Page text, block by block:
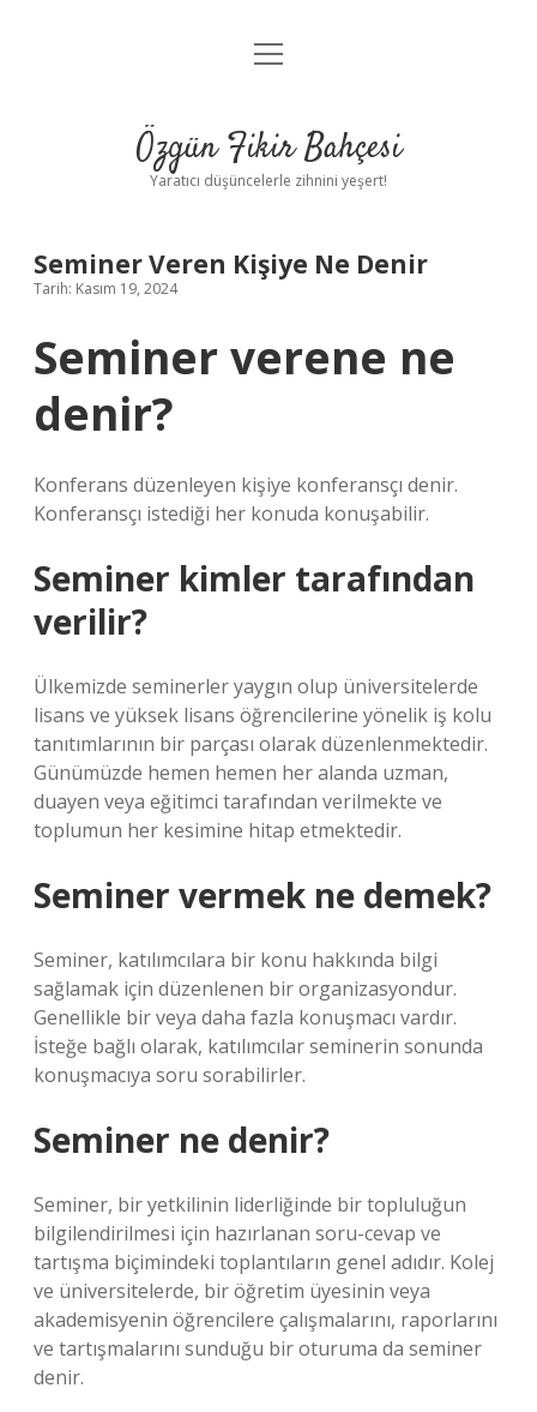
Anasayfa
Yasal Uyarı
menüyü
Özgün Fikir Bahçesi
Yaratıcı düşüncelerle zihnini yeşert!
Seminer Veren Kişiye Ne Denir
Tarih: Kasım 19, 2024
Seminer verene ne
denir?
Konferans düzenleyen kişiye konferansçı denir.
Konferansçı istediği her konuda konuşabilir.
Seminer kimler tarafından
verilir?
Ülkemizde seminerler yaygın olup üniversitelerde
lisans ve yüksek lisans öğrencilerine yönelik iş kolu
tanıtımlarının bir parçası olarak düzenlenmektedir.
Günümüzde hemen hemen her alanda uzman,
duayen veya eğitimci tarafından verilmekte ve
toplumun her kesimine hitap etmektedir.
Seminer vermek ne demek?
Seminer, katılımcılara bir konu hakkında bilgi
sağlamak için düzenlenen bir organizasyondur.
Genellikle bir veya daha fazla konuşmacı vardır.
İsteğe bağlı olarak, katılımcılar seminerin sonunda
konuşmacıya soru sorabilirler.
Seminer ne denir?
Seminer, bir yetkilinin liderliğinde bir topluluğun
bilgilendirilmesi için hazırlanan soru-cevap ve
tartışma biçimindeki toplantıların genel adıdır. Kolej
ve üniversitelerde, bir öğretim üyesinin veya
akademisyenin öğrencilere çalışmalarını, raporlarını
ve tartışmalarını sunduğu bir oturuma da seminer
denir.